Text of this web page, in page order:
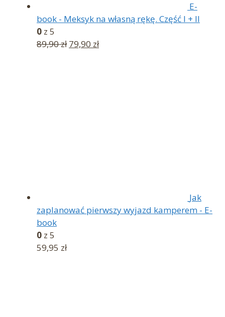
E-
book - Meksyk na własną rękę. Część I + II
0 z 5
89,90zł Pierwotna
79,90 złAktualna
Jak
zaplanować pierwszy wyjazd kamperem - E-
book
0 z 5
59,95 zł